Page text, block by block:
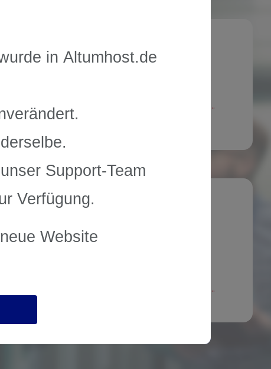
Mehr...
werden zu 100% mit grüner Energie
betrieben!
Wir freuen uns, bekannt zu geben, dass ab 2025
der gesamte Strom, der in unserem
Mehr...
in Altumhost.de
Support-Team
Verfügung.
Website